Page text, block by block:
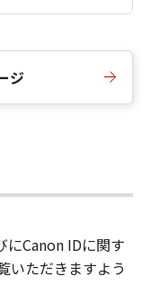
ジ
にCanon IDに関す
いただきますよう